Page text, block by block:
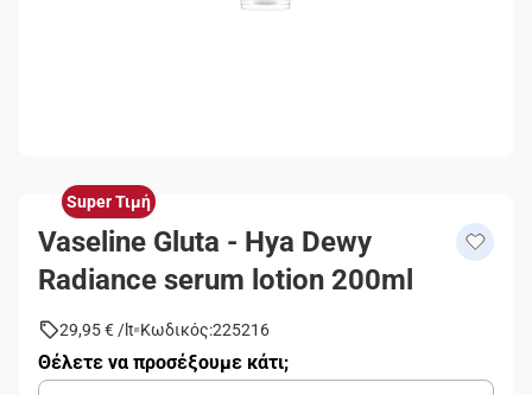
Super Τιμή
Vaseline Gluta - Hya Dewy
Radiance serum lotion 200ml
29,95 € /lt Κωδικός:225216
Θέλετε να προσέξουμε κάτι;